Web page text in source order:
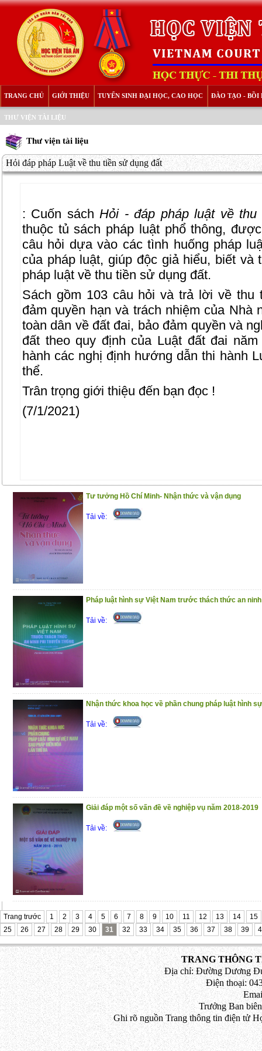
TRANG CHỦ GIỚI THIỆU TUYỂN SINH ĐẠI HỌC, CAO HỌC ĐÀO TẠO - BỒI
THƯ VIỆN TÀI LIỆU
Thư viện tài liệu
Hỏi đáp pháp Luật về thu tiền sử dụng đất
: Cuốn sáchHỏi - đáp pháp luật về
thuộc tủ sách pháp luật phổ thông,
câu hỏi dựa vào các tình huống pháp
của pháp luật, giúp độc giả hiểu, biết và
pháp luật về thu tiền sử dụng đất.
Sách gồm 103 câu hỏi và trả lời về
đảm quyền hạn và trách nhiệm của
toàn dân về đất đai, bảo đảm quyền và
đất theo quy định của Luật đất đai
hành các nghị định hướng dẫn thi hành
thể.
Trân trọng giới thiệu đến bạn đọc !
(7/1/2021)
Tư tưởng Hồ Chí Minh- Nhận thức và vận dụng
Tải về:
Pháp luật hình sự Việt Nam trước thách thức an
Tải về:
Nhận thức khoa học về phần chung pháp luật hình
Tải về:
Giải đáp một số vấn đề về nghiệp vụ năm 2018-2019
Tải về:
Trang trước 1 2 3 4 5 6 7 8 9 10 11 12 13 14
15
25
26 27 28 29 30 31 32 33 34 35 36 37 38 39
TRANG THÔNG
Địa chỉ: Đường Dương
Điện thoại:
Trưởng Ban
Ghi rõ nguồn Trang thông tin điện tử